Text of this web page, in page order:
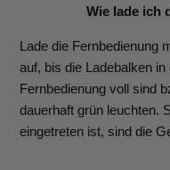
Wie lade ich
Lade die Fernbedienung
auf, bis die Ladebalken
Fernbedienung voll sind
dauerhaft grün leuchten.
eingetreten ist, sind die